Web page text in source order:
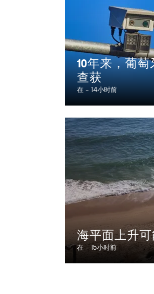
10年来，葡
查获
在 - 14小时前
海平面上升
在 - 15小时前